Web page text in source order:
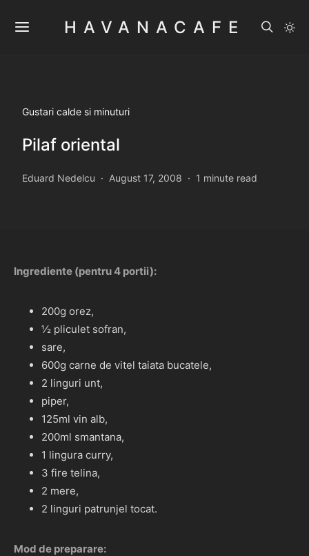
HAVANACAFE
Gustari calde si minuturi
Pilaf oriental
Eduard Nedelcu August 17, 2008 1 minute read
Ingrediente (pentru 4 portii):
200g orez,
½ pliculet sofran,
sare,
600g carne de vitel taiata bucatele,
2 linguri unt,
piper,
125ml vin alb,
200ml smantana,
1 lingura curry,
3 fire telina,
2 mere,
2 linguri patrunjel tocat.
Mod de preparare: